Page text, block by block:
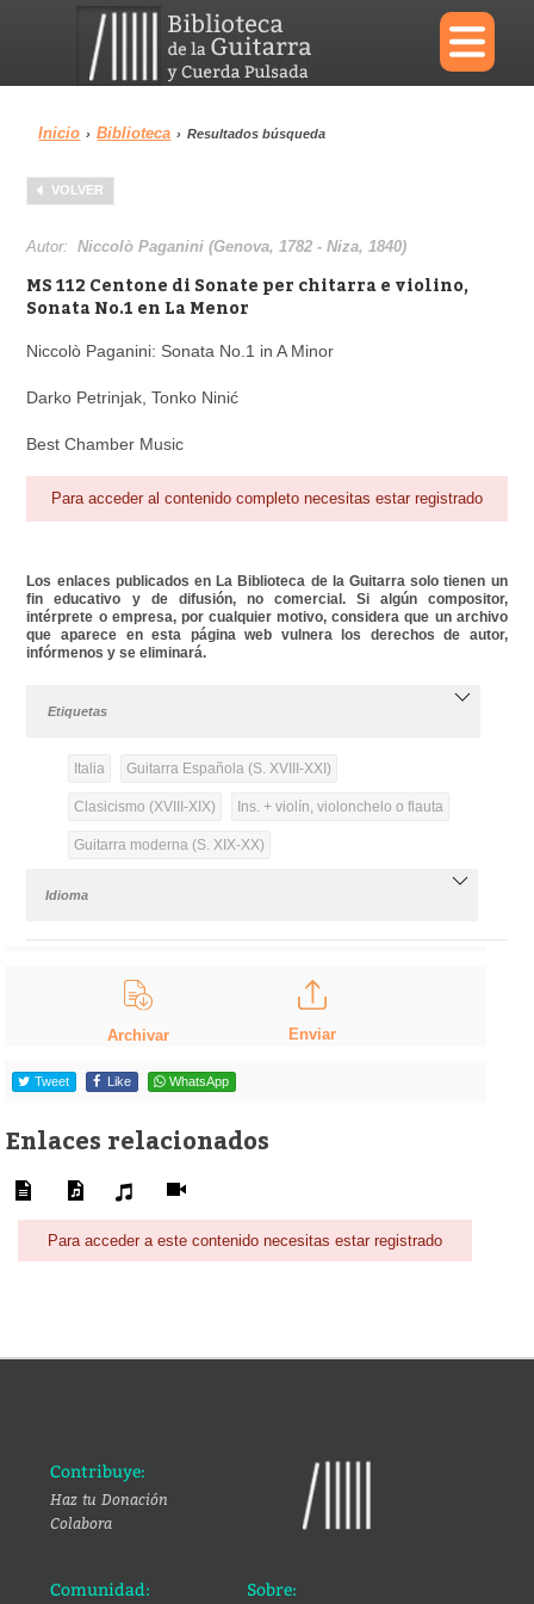
×
Menu
Biblioteca Diccionario
Área personal
Inicio › Biblioteca › Resultados búsqueda
VOLVER
Autor:Niccolò Paganini (Genova, 1782 - Niza, 1840)
MS 112 Centone di Sonate per chitarra e violino,
Sonata No.1 en La Menor
Niccolò Paganini: Sonata No.1 in A Minor
Darko Petrinjak, Tonko Ninić
Best Chamber Music
Para acceder al contenido completo necesitas estar registrado
Los enlaces publicados en La Biblioteca de la Guitarra solo tienen un
fin educativo y de difusión, no comercial. Si algún compositor,
intérprete o empresa, por cualquier motivo, considera que un archivo
que aparece en esta página web vulnera los derechos de autor,
infórmenos y se eliminará.
Etiquetas
Italia Guitarra Española (S. XVIII-XXI)
Clasicismo (XVIII-XIX) Ins. + violín, violonchelo o flauta
Guitarra moderna (S. XIX-XX)
Idioma
Archivar Enviar
Tweet Like WhatsApp
Enlaces relacionados
Para acceder a este contenido necesitas estar registrado
Contribuye:
Haz tu Donación
Colabora
Comunidad: Sobre: